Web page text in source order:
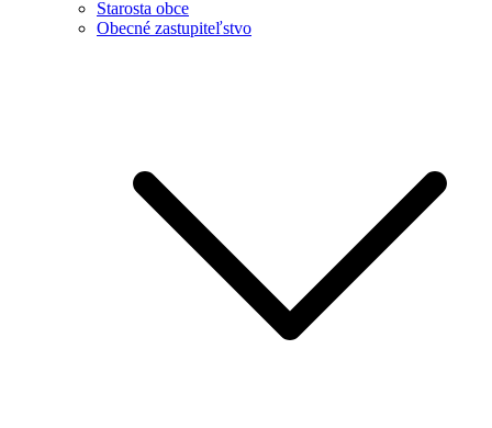
Starosta obce
Obecné zastupiteľstvo